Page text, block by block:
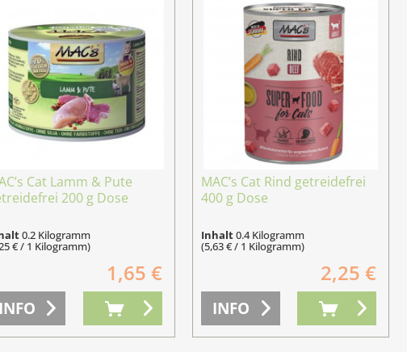
Cat Lamm & Pute
200 g Dose
0.2 Kilogramm
€ / 1 Kilogramm)
1,65 €
INFO
MAC’s Cat Rind getreidefrei
400 g Dose
Inhalt0.4 Kilogramm
(5,63 € / 1 Kilogramm)
2,25 €
INFO